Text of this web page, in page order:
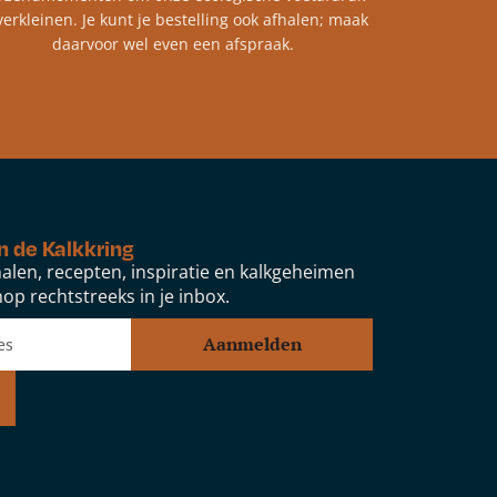
Je kunt je bestelling ook afhalen; maak
daarvoor wel even een afspraak.
de Kalkkring
recepten, inspiratie en kalkgeheimen
rechtstreeks in je inbox.
Aanmelden